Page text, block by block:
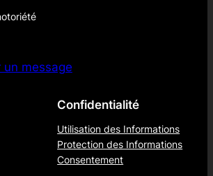
un message
Confidentialité
Utilisation des Informations
Protection des Informations
Consentement